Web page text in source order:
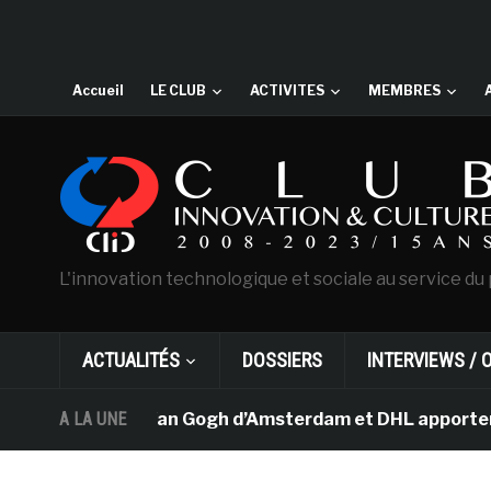
Accueil LE CLUB ACTIVITES MEMBRES
L'innovation technologique et sociale au service
ACTUALITÉS DOSSIERS INTERVIEWS /
A LA UNE
Le musée Van Gogh d’Amsterdam et DHL